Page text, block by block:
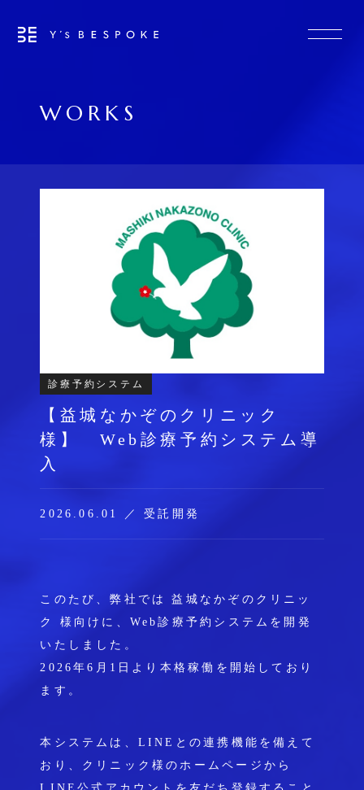
WORKS
診療予約システム
【益城なかぞのクリニック
様】 Web診療予約システム導
入
2026.06.01 ／ 受託開発
このたび、弊社では 益城なかぞのクリニッ
ク 様向けに、Web診療予約システムを開発
いたしました。
2026年6月1日より本格稼働を開始しており
ます。
本システムは、LINEとの連携機能を備えて
おり、クリニック様のホームページから
LINE公式アカウントを友だち登録すること